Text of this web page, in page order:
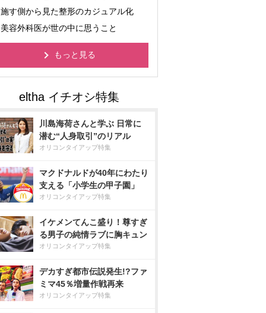
施す側から見た整形のカジュアル化
美容外科医が世の中に思うこと
もっと見る
川島海荷さんと学ぶ 日常に
潜む“人身取引”のリアル
オリコンタイアップ特集
マクドナルドが40年にわたり
支える「小学生の甲子園」
オリコンタイアップ特集
イケメンてんこ盛り！尊すぎ
る男子の純情ラブに胸キュン
オリコンタイアップ特集
デカすぎ都市伝説発生!?ファ
ミマ45％増量作戦再来
オリコンタイアップ特集